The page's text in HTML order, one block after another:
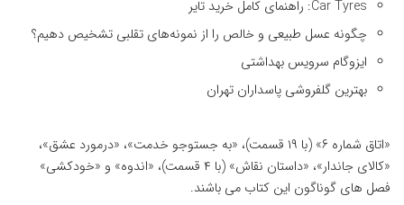
Car Tyres: راهنمای کامل خرید تایر
چگونه عسل طبیعی و خالص را از نمونه‌های تقلبی تشخیص دهیم؟
ایزوگام سرویس بهداشتی
بهترین گلفروشی پاسداران تهران
«اتاق شماره ۶» (با ۱۹ قسمت)، «به جستوجو خدمت»، «درمورد عشق»،
«کالای جاندار»، «داستان نقاش» (با ۴ قسمت)، «اندوه» و «خودکشی»
فصل های گوناگون این کتاب می باشند.